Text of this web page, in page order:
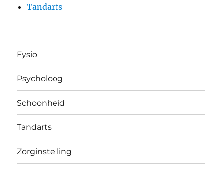
Tandarts
Fysio
Psycholoog
Schoonheid
Tandarts
Zorginstelling